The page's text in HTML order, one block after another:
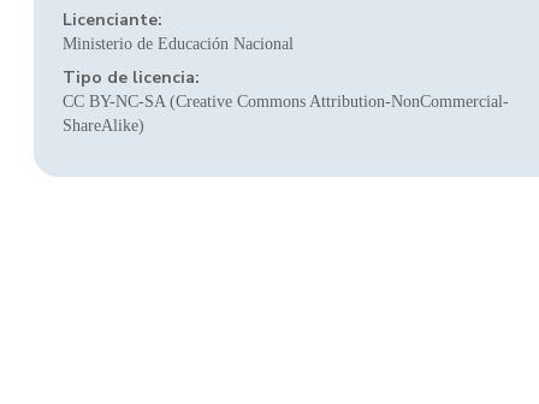
Licenciante:
Ministerio de Educación Nacional
Tipo de licencia:
CC BY-NC-SA (Creative Commons Attribution-NonCommercial-
ShareAlike)